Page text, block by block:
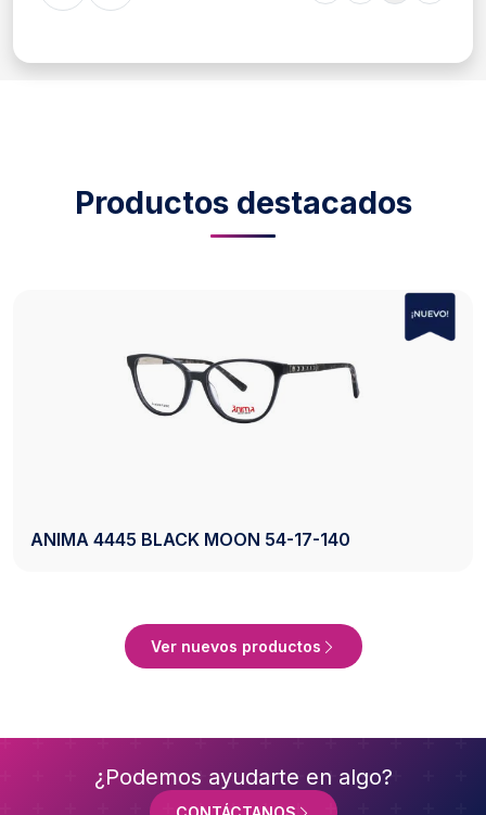
Productos destacados
AXESS 2742 BLACK 50-20-140
Ver nuevos productos
¿Podemos ayudarte en algo?